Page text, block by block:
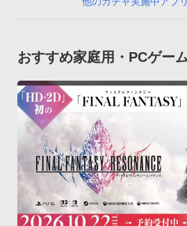
おすすめ家庭用・PCゲー